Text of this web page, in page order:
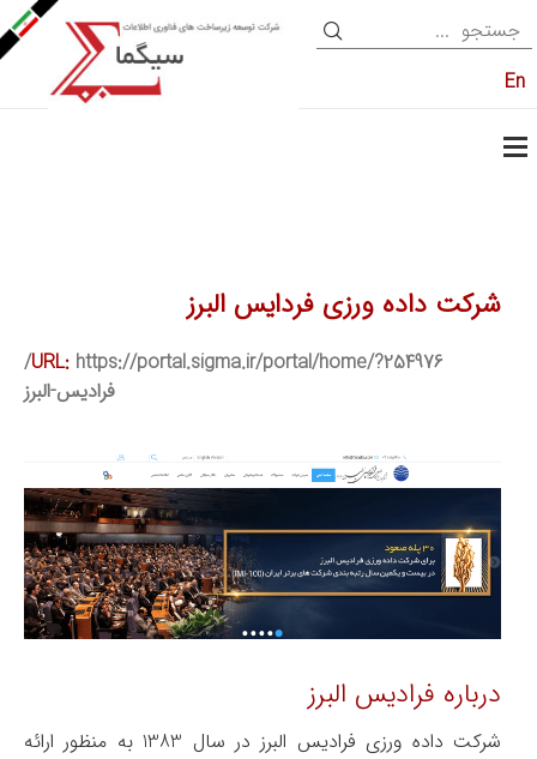
En
شرکت داده ورزی فردایس البرز
URL:
https://portal.sigma.ir/portal/home/?254976/
فرادیس-البرز
درباره فرادیس البرز
شرکت داده ورزی فرادیس البرز در سال 1383 به منظور ارائه